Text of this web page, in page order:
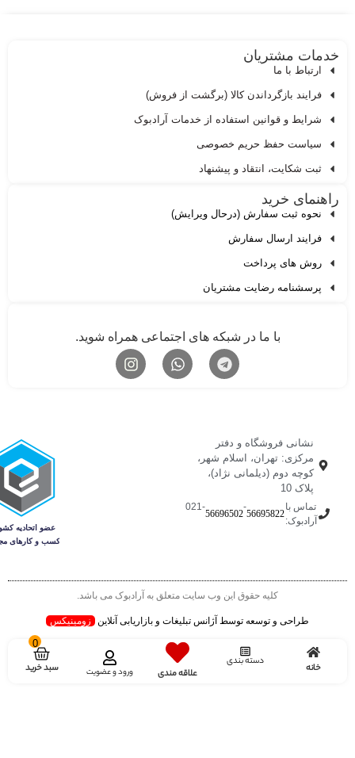
خدمات مشتریان
ارتباط با ما
فرایند بازگرداندن کالا (برگشت از فروش)
شرایط و قوانین استفاده از خدمات آرادبوک
سیاست حفظ حریم خصوصی
ثبت شکایت، انتقاد و پیشنهاد
راهنمای خرید
نحوه ثبت سفارش (درحال ویرایش)
فرایند ارسال سفارش
روش های پرداخت
پرسشنامه رضایت مشتریان
با ما در شبکه های اجتماعی همراه شوید.
نشانی فروشگاه و دفتر
مرکزی: تهران، اسلام شهر،
کوچه دوم (دیلمانی نژاد)،
پلاک 10
تماس با
آرادبوک:
56695822
56696502
کلیه حقوق این وب سایت متعلق به آرادبوک می باشد.
طراحی و توسعه توسط آژانس تبلیغات و بازاریابی آنلاین زومینیکس
دسته بندی
علاقه مندی
ورود و عضویت سبد خرید